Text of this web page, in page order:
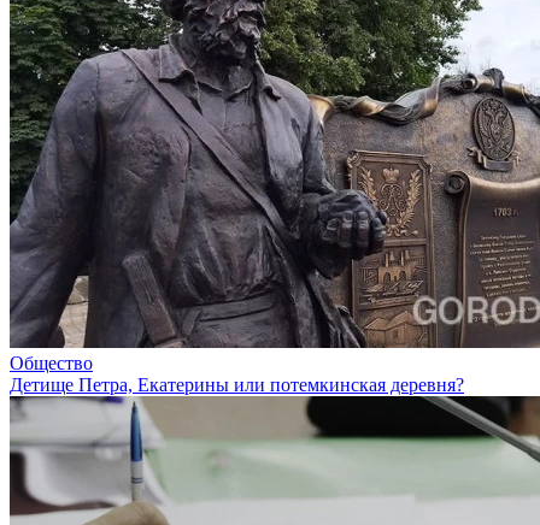
Общество
Детище Петра, Екатерины или потемкинская деревня?